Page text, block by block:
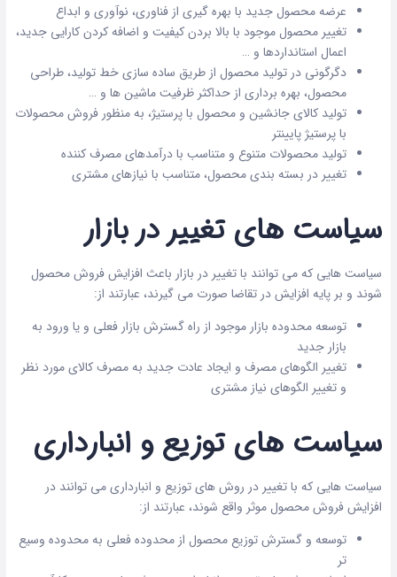
عرضه محصول جدید با بهره گیری از فناوری، نوآوری و ابداع
تغییر محصول موجود با بالا بردن کیفیت و اضافه کردن کارایی جدید،
اعمال استانداردها و …
دگرگونی در تولید محصول از طریق ساده سازی خط تولید، طراحی
محصول، بهره برداری از حداکثر ظرفیت ماشین ها و …
تولید کالای جانشین و محصول با پرستیژ، به منظور فروش محصولات
با پرستیژ پایینتر
تولید محصولات متنوع و متناسب با درآمدهای مصرف کننده
تغییر در بسته بندی محصول، متناسب با نیازهای مشتری
سیاست های تغییر در بازار
سیاست هایی که می توانند با تغییر در بازار باعث افزایش فروش محصول
شوند و بر پایه افزایش در تقاضا صورت می گیرند، عبارتند از:
توسعه محدوده بازار موجود از راه گسترش بازار فعلی و یا ورود به
بازار جدید
تغییر الگوهای مصرف و ایجاد عادت جدید به مصرف کالای مورد نظر
و تغییر الگوهای نیاز مشتری
سیاست های توزیع و انبارداری
سیاست هایی که با تغییر در روش های توزیع و انبارداری می توانند در
افزایش فروش محصول موثر واقع شوند، عبارتند از:
توسعه و گسترش توزیع محصول از محدوده فعلی به محدوده وسیع
تر